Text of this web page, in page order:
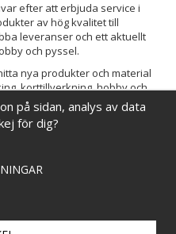
efter att erbjuda service i
av hög kvalitet till
leveranser och ett aktuellt
och pyssel.
nya produkter och material
korttillverkning, hobby och
och löpande förbättra och
hitta det du behöver hos oss.
på sidan, analys av data
för dig?